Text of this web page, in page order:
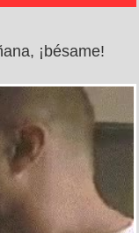
¡bésame!